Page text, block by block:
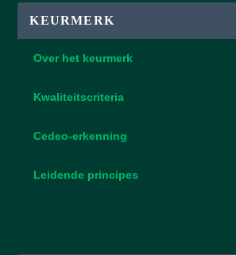
KEURMERK
Over het keurmerk
Kwaliteitscriteria
Cedeo-erkenning
Leidende principes